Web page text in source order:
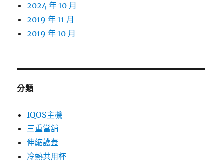
2024 年 10 月
2019 年 11 月
2019 年 10 月
分類
IQOS主機
三重當舖
伸縮護蓋
冷熱共用杯